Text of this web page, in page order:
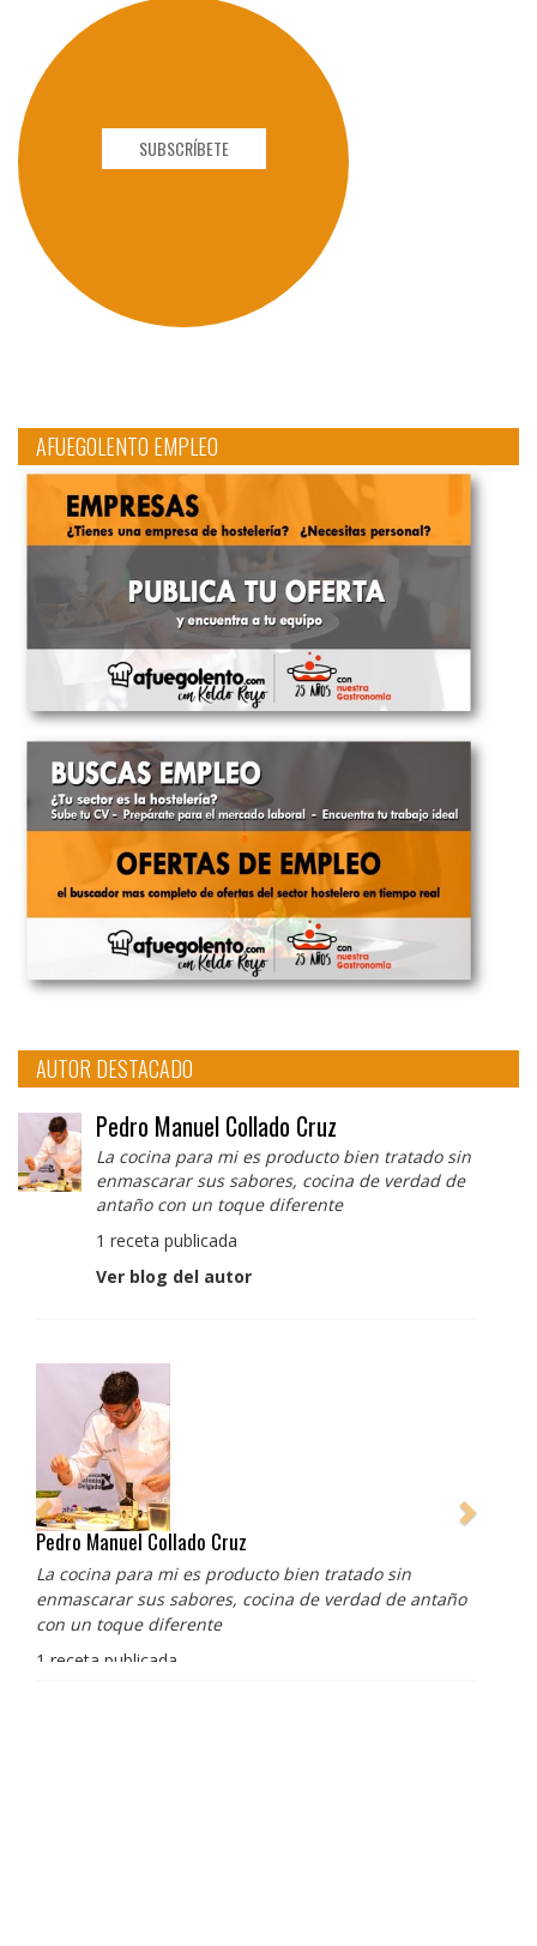
SUBSCRÍBETE
AFUEGOLENTO EMPLEO
AUTOR DESTACADO
Pedro Manuel Collado Cruz
La cocina para mi es producto bien tratado sin
enmascarar sus sabores, cocina de verdad de
antaño con un toque diferente
1 receta publicada
Ver blog del autor
Pedro Manuel Collado Cruz
La cocina para mi es producto bien tratado sin
enmascarar sus sabores, cocina de verdad de antaño
con un toque diferente
1 receta publicada